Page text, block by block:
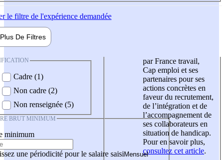
le filtre de l'expérience demandée
Plus De Filtres
Cadre (1)
Non cadre (2)
Non renseignée (5)
BRUT MINIMUM
minimum
une périodicité pour le salaire saisi
par France travail,
Cap emploi et ses
partenaires pour ses
actions concrètes en
faveur du recrutement,
de l’intégration et de
l’accompagnement de
ses collaborateurs en
situation de handicap.
Pour en savoir plus,
consultez cet article.